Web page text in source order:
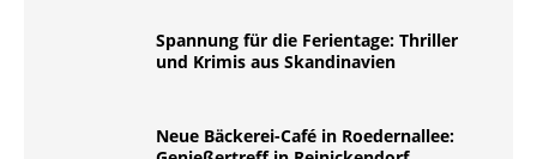
Spannung für die Ferientage: Thriller
und Krimis aus Skandinavien
Neue Bäckerei-Café in Roedernallee: